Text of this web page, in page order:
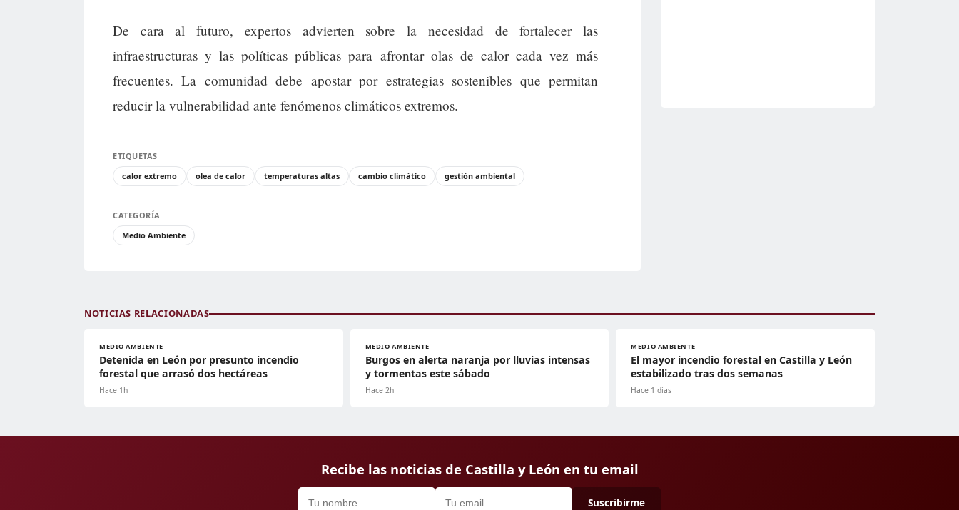
De cara al futuro, expertos advierten sobre la necesidad de fortalecer las
infraestructuras y las políticas públicas para afrontar olas de calor cada vez más
frecuentes. La comunidad debe apostar por estrategias sostenibles que permitan
reducir la vulnerabilidad ante fenómenos climáticos extremos.
ETIQUETAS
calor extremo
olea de calor temperaturas altas cambio climático gestión ambiental
CATEGORÍA
Medio Ambiente
NOTICIAS RELACIONADAS
MEDIO AMBIENTE
Detenida en León por presunto incendio
forestal que arrasó dos hectáreas
Hace 1h
MEDIO AMBIENTE
Burgos en alerta naranja por lluvias intensas
y tormentas este sábado
Hace 2h
MEDIO AMBIENTE
El mayor incendio forestal en Castilla y León
estabilizado tras dos semanas
Hace 1 días
Recibe las noticias de Castilla y León en tu email
Suscribirme